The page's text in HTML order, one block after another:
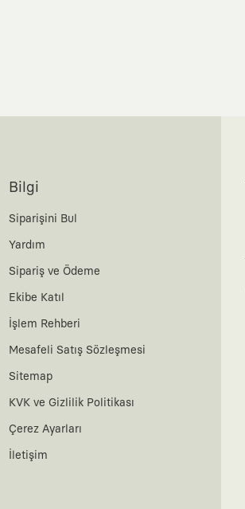
Bilgi
Siparişini Bul
Yardım
Sipariş ve Ödeme
Ekibe Katıl
İşlem Rehberi
Mesafeli Satış Sözleşmesi
Sitemap
KVK ve Gizlilik Politikası
Çerez Ayarları
İletişim